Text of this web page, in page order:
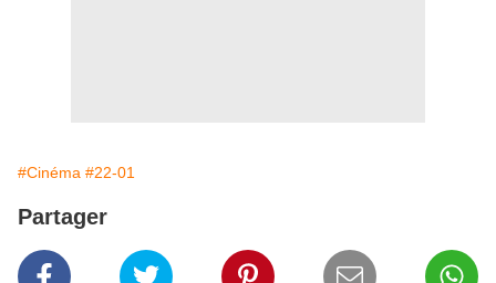
#Cinéma #22-01
Partager